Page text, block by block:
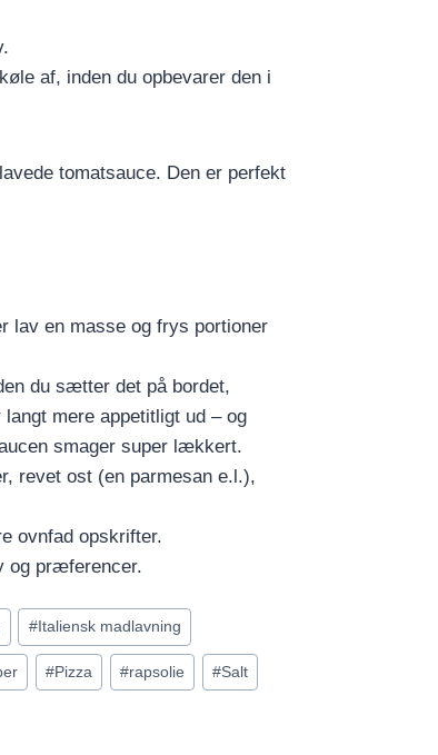
af, inden du opbevarer den i
tomatsauce. Den er perfekt
lav en masse og frys portioner
du sætter det på bordet,
mere appetitligt ud – og
smager super lækkert.
revet ost (en parmesan e.l.),
ovnfad opskrifter.
og præferencer.
#Italiensk madlavning
#Pizza #rapsolie #Salt